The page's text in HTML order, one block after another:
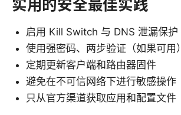
实用的安全最佳实践
启用 Kill Switch 与 DNS 泄漏保护
使用强密码、两步验证（如果可用）
定期更新客户端和路由器固件
避免在不可信网络下进行敏感操作
只从官方渠道获取应用和配置文件